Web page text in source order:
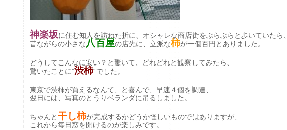
神楽坂に住む知人を訪ねた折に、オシャレな商店街をぶらぶらと歩いていたら、
昔ながらの小さな 八百屋の店先に、立派な柿が一個百円とありました。
どうしてこんなに安い？と驚いて、どれどれと観察してみたら、
驚いたことに”渋柿“でした。
東京で渋柿が買えるなんて、と喜んで、早速４個を調達、
翌日には、写真のとうりベランダに吊るしました。
ちゃんと干し柿が完成するかどうか怪しいものではありますが、
これから毎日窓を開けるのが楽しみです。